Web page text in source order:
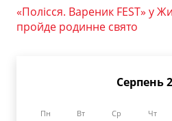
«Полісся. Вареник FEST» у
пройде родинне свято
Серпень
Пн Вт Ср Чт